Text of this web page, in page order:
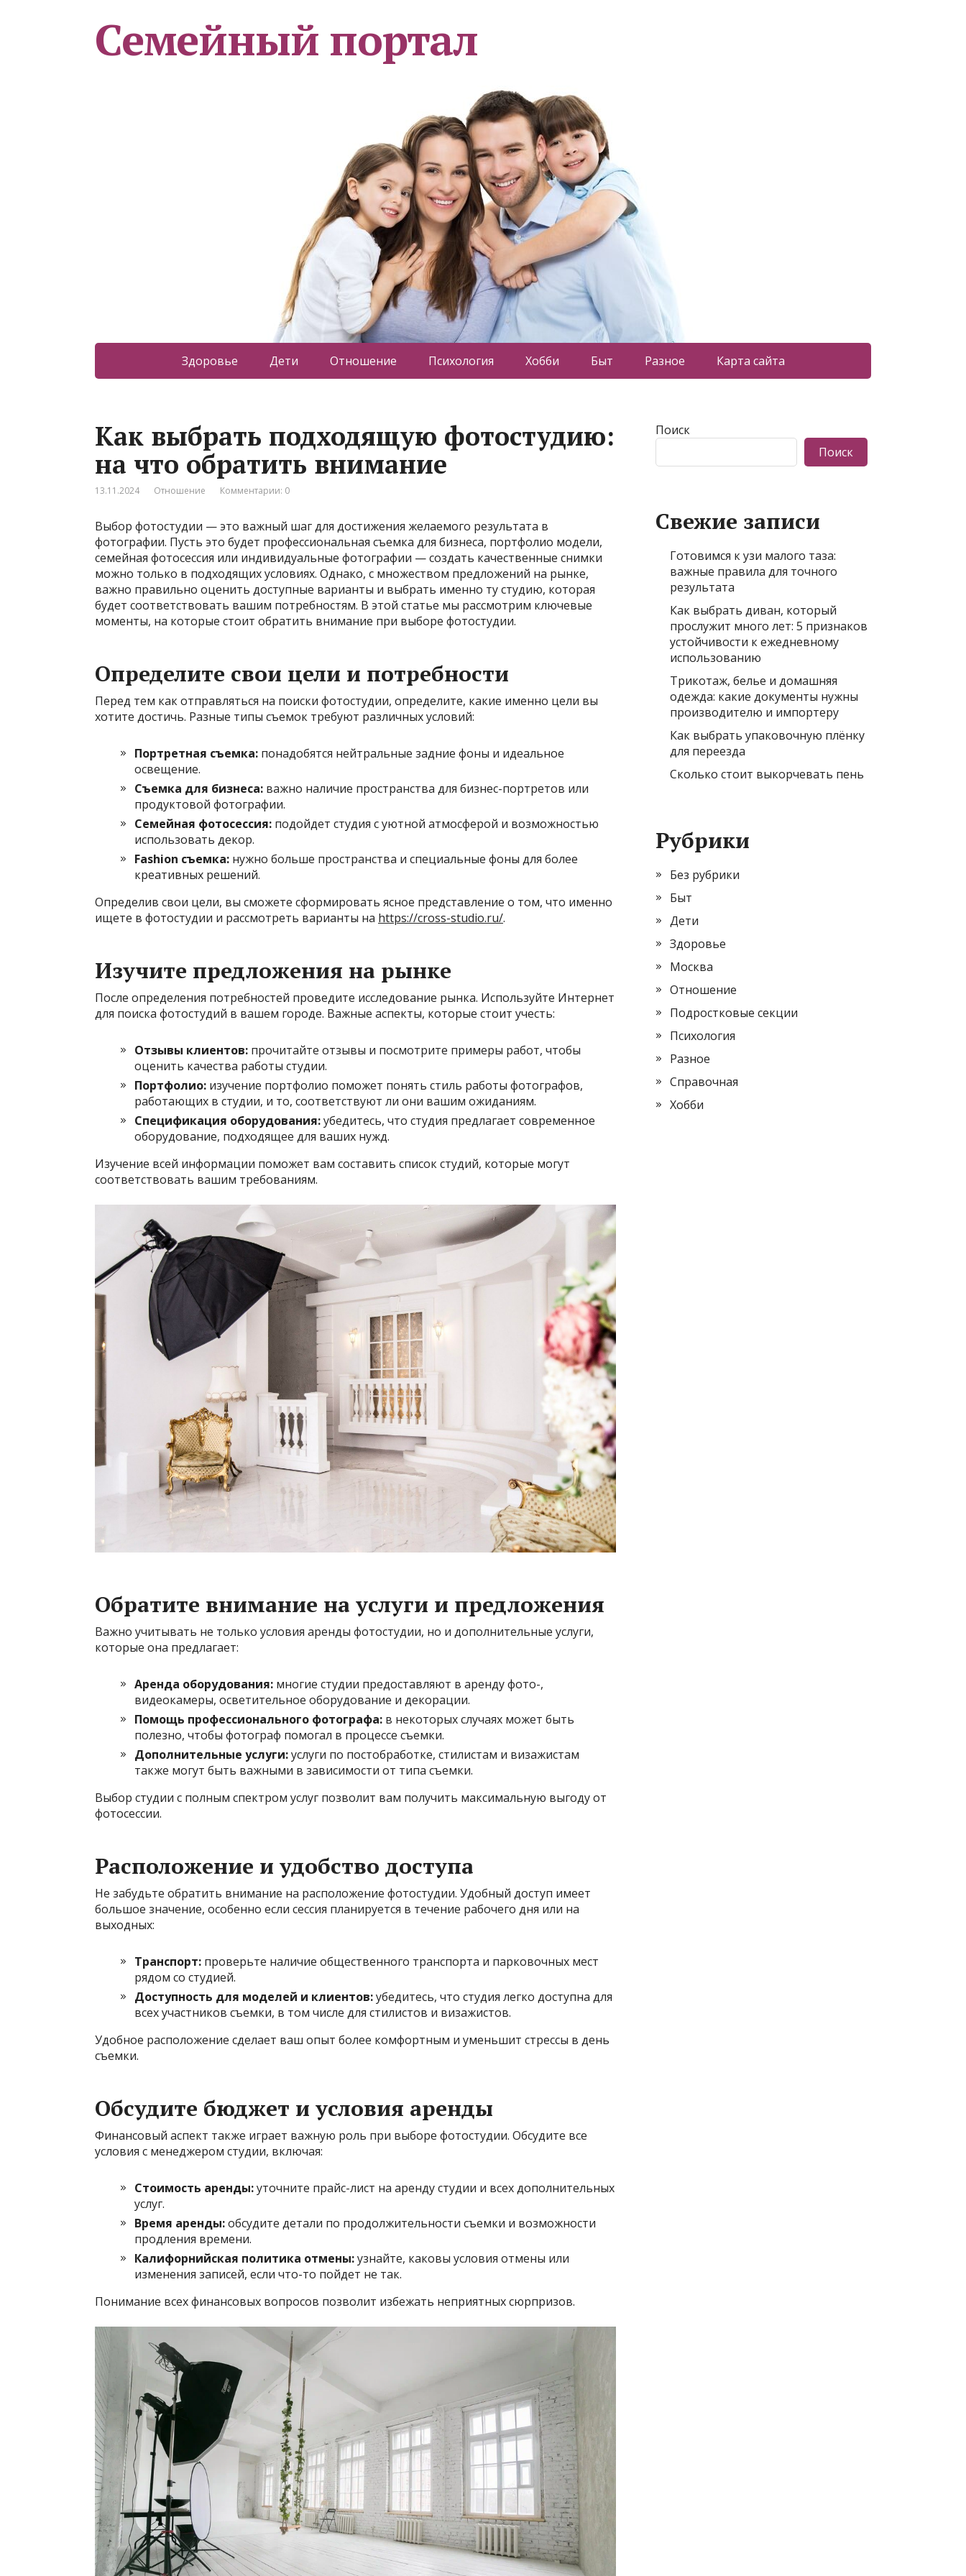
Семейный портал
Здоровье Дети Отношение Психология Хобби Быт Разное Карта сайта
Как выбрать подходящую фотостудию:
на что обратить внимание
13.11.2024 Отношение Комментарии: 0
Выбор фотостудии — это важный шаг для достижения желаемого результата в
фотографии. Пусть это будет профессиональная съемка для бизнеса, портфолио модели,
семейная фотосессия или индивидуальные фотографии — создать качественные снимки
можно только в подходящих условиях. Однако, с множеством предложений на рынке,
важно правильно оценить доступные варианты и выбрать именно ту студию, которая
будет соответствовать вашим потребностям. В этой статье мы рассмотрим ключевые
моменты, на которые стоит обратить внимание при выборе фотостудии.
Определите свои цели и потребности
Перед тем как отправляться на поиски фотостудии, определите, какие именно цели вы
хотите достичь. Разные типы съемок требуют различных условий:
Портретная съемка: понадобятся нейтральные задние фоны и идеальное
освещение.
Съемка для бизнеса: важно наличие пространства для бизнес-портретов или
продуктовой фотографии.
Семейная фотосессия: подойдет студия с уютной атмосферой и возможностью
использовать декор.
Fashion съемка: нужно больше пространства и специальные фоны для более
креативных решений.
Определив свои цели, вы сможете сформировать ясное представление о том, что именно
ищете в фотостудии и рассмотреть варианты на https://cross-studio.ru/.
Изучите предложения на рынке
После определения потребностей проведите исследование рынка. Используйте Интернет
для поиска фотостудий в вашем городе. Важные аспекты, которые стоит учесть:
Отзывы клиентов: прочитайте отзывы и посмотрите примеры работ, чтобы
оценить качества работы студии.
Портфолио: изучение портфолио поможет понять стиль работы фотографов,
работающих в студии, и то, соответствуют ли они вашим ожиданиям.
Спецификация оборудования:убедитесь, что студия предлагает современное
оборудование, подходящее для ваших нужд.
Изучение всей информации поможет вам составить список студий, которые могут
соответствовать вашим требованиям.
Обратите внимание на услуги и предложения
Важно учитывать не только условия аренды фотостудии, но и дополнительные услуги,
которые она предлагает:
Аренда оборудования: многие студии предоставляют в аренду фото-,
видеокамеры, осветительное оборудование и декорации.
Помощь профессионального фотографа: в некоторых случаях может быть
полезно, чтобы фотограф помогал в процессе съемки.
Дополнительные услуги:услуги по постобработке, стилистам и визажистам
также могут быть важными в зависимости от типа съемки.
Выбор студии с полным спектром услуг позволит вам получить максимальную выгоду от
фотосессии.
Расположение и удобство доступа
Не забудьте обратить внимание на расположение фотостудии. Удобный доступ имеет
большое значение, особенно если сессия планируется в течение рабочего дня или на
выходных:
Транспорт: проверьте наличие общественного транспорта и парковочных мест
рядом со студией.
Доступность для моделей и клиентов:убедитесь, что студия легко доступна для
всех участников съемки, в том числе для стилистов и визажистов.
Удобное расположение сделает ваш опыт более комфортным и уменьшит стрессы в день
съемки.
Обсудите бюджет и условия аренды
Финансовый аспект также играет важную роль при выборе фотостудии. Обсудите все
условия с менеджером студии, включая:
Стоимость аренды:уточните прайс-лист на аренду студии и всех дополнительных
услуг.
Время аренды:обсудите детали по продолжительности съемки и возможности
продления времени.
Калифорнийская политика отмены:узнайте, каковы условия отмены или
изменения записей, если что-то пойдет не так.
Понимание всех финансовых вопросов позволит избежать неприятных сюрпризов.
Поиск
Поиск
Свежие записи
Готовимся к узи малого таза:
важные правила для точного
результата
Как выбрать диван, который
прослужит много лет: 5 признаков
устойчивости к ежедневному
использованию
Трикотаж, белье и домашняя
одежда: какие документы нужны
производителю и импортеру
Как выбрать упаковочную плёнку
для переезда
Сколько стоит выкорчевать пень
Рубрики
Без рубрики
Быт
Дети
Здоровье
Москва
Отношение
Подростковые секции
Психология
Разное
Справочная
Хобби